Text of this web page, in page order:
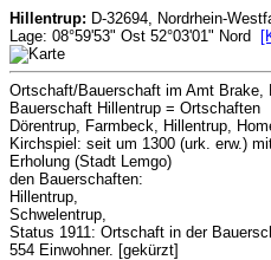
Hillentrup: D-32694, Nordrhein-
Lage: 08°59'53" Ost 52°03'01" Nord
Ortschaft/Bauerschaft im Amt Brake,
Bauerschaft Hillentrup = Ortschaften
Dörentrup, Farmbeck, Hillentrup,
Kirchspiel: seit um 1300 (urk. erw.)
Erholung (Stadt Lemgo)
den Bauerschaften:
Hillentrup,
Schwelentrup,
Status 1911: Ortschaft in der
554 Einwohner. [gekürzt]